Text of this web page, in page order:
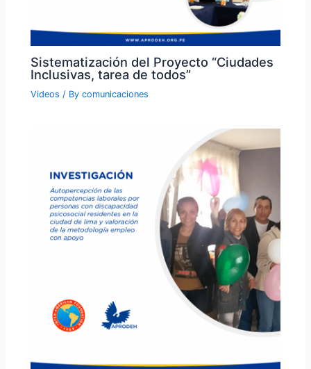
Sistematización del Proyecto “Ciudades
Inclusivas, tarea de todos”
Videos / Bycomunicaciones